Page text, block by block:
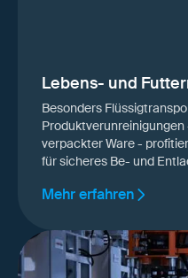
Lebens- und
Besonders
verpackter Ware -
für sicheres Be- und
Mehr erfahren